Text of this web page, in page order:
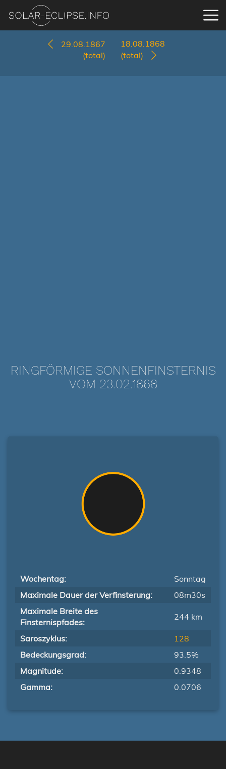
29.08.1867
(total)
18.08.1868
(total)
RINGFÖRMIGE SONNENFINSTERNIS
VOM 23.02.1868
Wochentag:
Sonntag
Maximale Dauer der Verfinsterung:
08m30s
Maximale Breite des
Finsternispfades:
244 km
Saroszyklus:
128
Bedeckungsgrad:
93.5%
Magnitude:
0.9348
Gamma:
0.0706